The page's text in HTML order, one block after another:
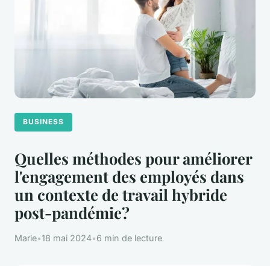
BUSINESS
Quelles méthodes pour améliorer
l'engagement des employés dans
un contexte de travail hybride
post-pandémie?
Marie•18 mai 2024•6 min de lecture